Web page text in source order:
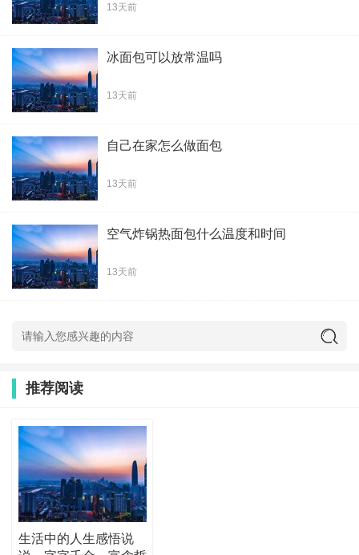
13天前
冰面包可以放常温吗
13天前
自己在家怎么做面包
13天前
空气炸锅热面包什么温度和时间
13天前
推荐阅读
生活中的人生感悟说